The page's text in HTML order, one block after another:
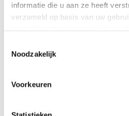
informatie die u aan ze heeft
verzameld op basis van uw
Noodzakelijk
Voorkeuren